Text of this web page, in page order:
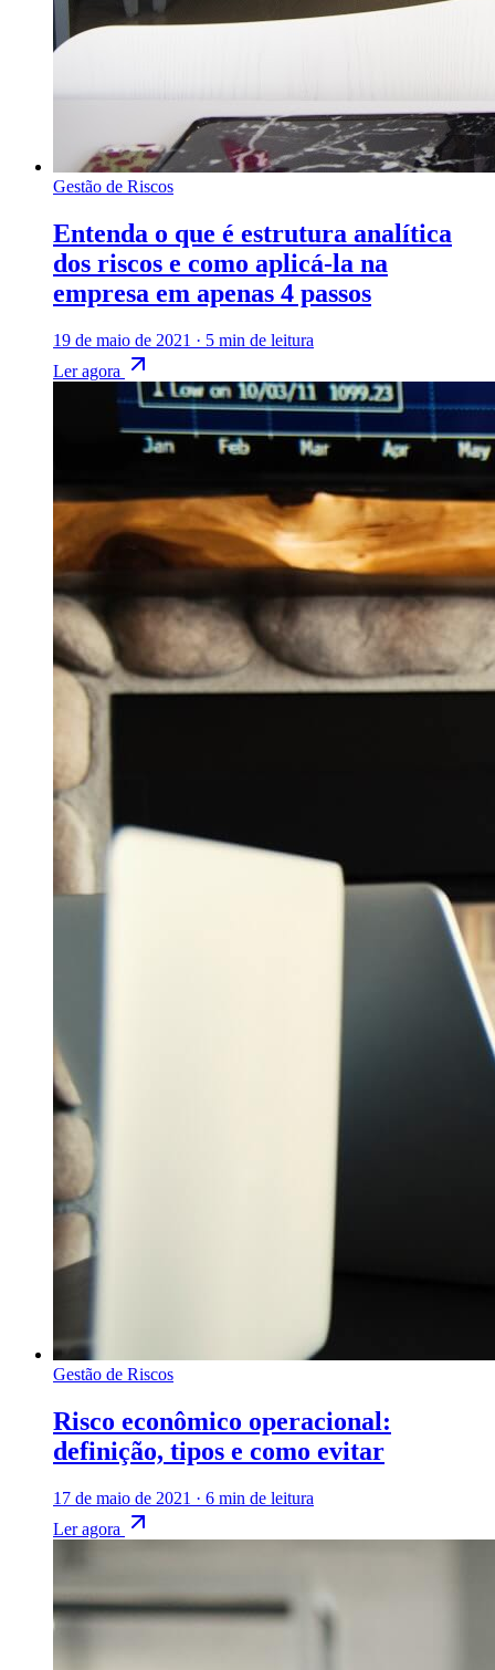
Gestão de Riscos
Entenda o que é estrutura analítica
dos riscos e como aplicá-la na
empresa em apenas 4 passos
19 de maio de 2021 · 5 min de leitura
Ler agora
Gestão de Riscos
Risco econômico operacional:
definição, tipos e como evitar
17 de maio de 2021 · 6 min de leitura
Ler agora